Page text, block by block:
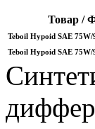
Товар /
Teboil Hypoid SAE 75W/
Teboil Hypoid SAE 75W/